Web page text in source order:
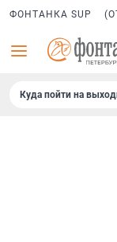
ФОНТАНКА SUP
Куда пойти на